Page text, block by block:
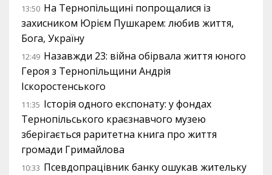
13:50 На Тернопільщині попрощалися із
захисником Юрієм Пушкарем: любив життя,
Бога, Україну
12:49 Назавжди 23: війна обірвала життя юного
Героя з Тернопільщини Андрія
Іскоростенського
11:35 Історія одного експонату: у фондах
Тернопільського краєзнавчого музею
зберігається раритетна книга про життя
громади Гримайлова
10:33 Псевдопрацівник банку ошукав жительку